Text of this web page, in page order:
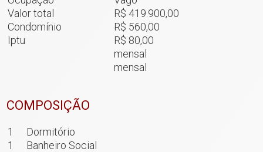
Valor total
R$ 419.900,00
Condomínio
R$ 560,00
Iptu
R$ 80,00
mensal
mensal
COMPOSIÇÃO
1
Dormitório
1
Banheiro Social